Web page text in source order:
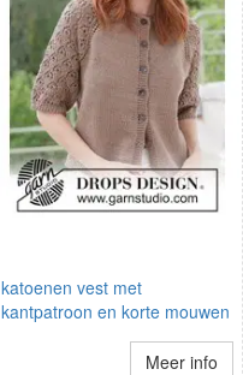
katoenen vest met
kantpatroon en korte mouwen
Meer info